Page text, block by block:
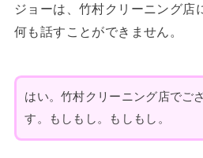
ジョーは、竹村クリーニング店
何も話すことができません。
はい。竹村クリーニング店でご
す。もしもし。もしもし。